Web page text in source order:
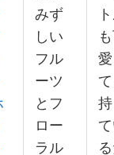
みず
しい
フル
ーツ
とフ
ロー
ラル
愛
て